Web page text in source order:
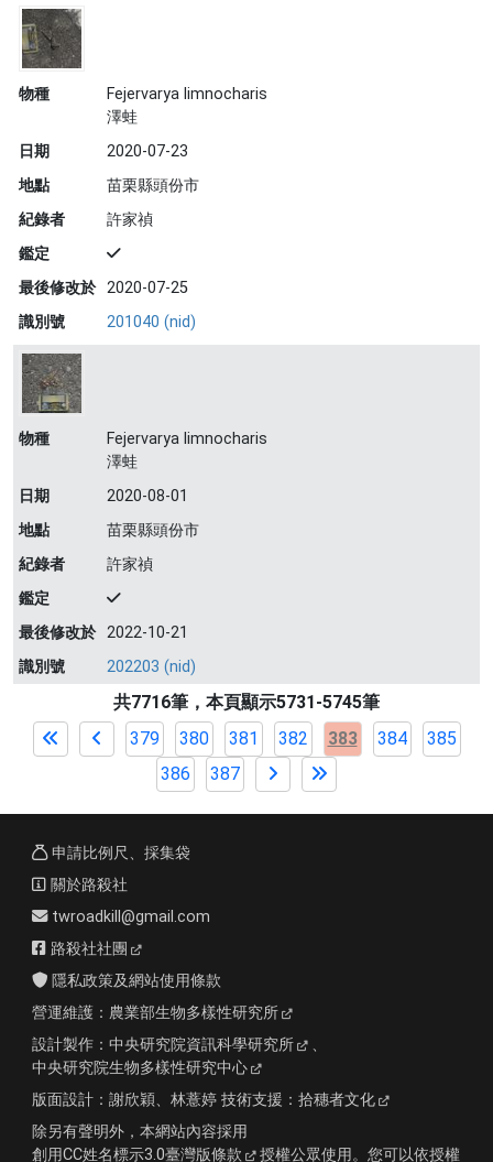
物種
Fejervarya limnocharis
澤蛙
日期
2020-07-23
地點
苗栗縣頭份市
紀錄者
許家禎
鑑定
最後修改於 2020-07-25
識別號
201040 (nid)
物種
Fejervarya limnocharis
澤蛙
日期
2020-08-01
地點
苗栗縣頭份市
紀錄者
許家禎
鑑定
最後修改於 2022-10-21
識別號
202203 (nid)
共7716筆，本頁顯示5731-5745筆
379
380 381 382 383 384
385
386
387
申請比例尺、採集袋
關於路殺社
twroadkill@gmail.com
路殺社社團
隱私政策及網站使用條款
營運維護： 農業部生物多樣性研究所
設計製作： 中央研究院資訊科學研究所
、
中央研究院生物多樣性研究中心
版面設計： 謝欣穎、林薏婷 技術支援： 拾穗者文化
除另有聲明外，本網站內容採用
創用CC姓名標示3.0臺灣版條款
授權公眾使用。您可以依授權